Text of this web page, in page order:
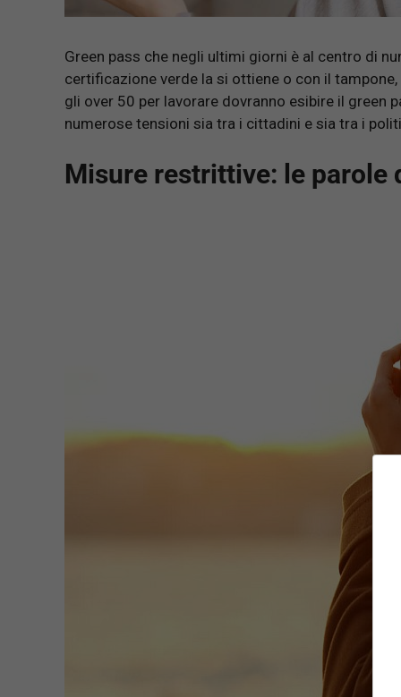
Green pass che negli ultimi giorni è al centro di
certificazione verde la si ottiene o con il
gli over 50 per lavorare dovranno esibire il green
numerose tensioni sia tra i cittadini e sia tra i
Misure restrittive: le parole